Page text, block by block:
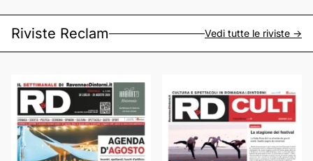
Riviste Reclam Vedi tutte le riviste ->